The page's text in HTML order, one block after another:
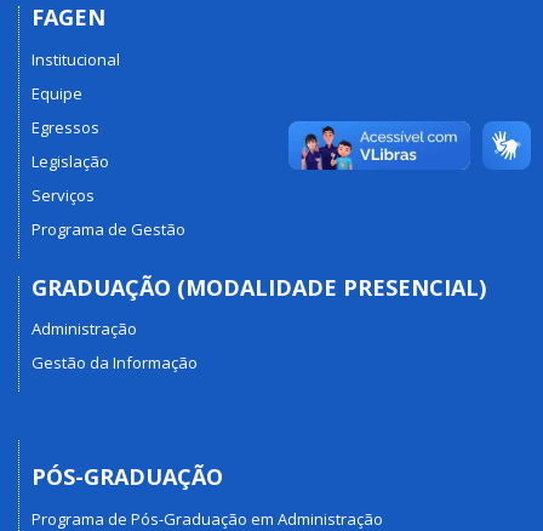
FAGEN
Institucional
Equipe
Egressos
Legislação
Serviços
Programa de Gestão
GRADUAÇÃO (MODALIDADE PRESENCIAL)
Administração
Gestão da Informação
PÓS-GRADUAÇÃO
Programa de Pós-Graduação em Administração